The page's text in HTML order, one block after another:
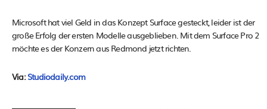
Microsoft hat viel Geld in das Konzept Surface gesteckt, leider ist der
große Erfolg der ersten Modelle ausgeblieben. Mit dem Surface Pro 2
möchte es der Konzern aus Redmond jetzt richten.
Via:Studiodaily.com